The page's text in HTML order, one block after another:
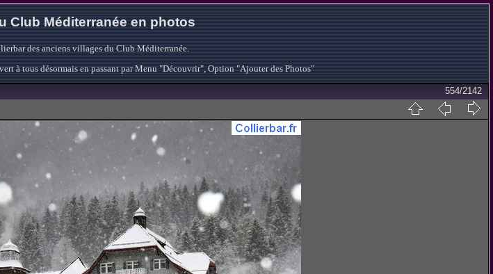
Club Méditerranée en photos
des anciens villages du Club Méditerranée.
à tous désormais en passant par Menu "Découvrir", Option "Ajouter des Photos"
554/2142